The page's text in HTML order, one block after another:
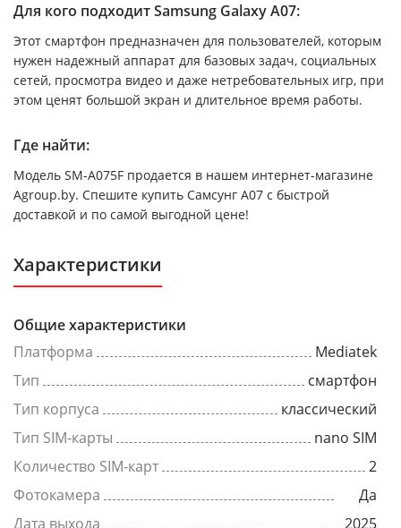
Для кого подходит Samsung Galaxy A07:
Этот смартфон предназначен для пользователей, которым
нужен надежный аппарат для базовых задач, социальных
сетей, просмотра видео и даже нетребовательных игр, при
этом ценят большой экран и длительное время работы.
Где найти:
Модель SM-A075F продается в нашем интернет-магазине
Agroup.by. Спешите купить Самсунг A07 с быстрой
доставкой и по самой выгодной цене!
Характеристики
Общие характеристики
Платформа
Mediatek
Тип
смартфон
Тип корпуса
классический
Тип SIM-карты
nano SIM
Количество SIM-карт
2
Фотокамера
Да
Дата выхода
2025